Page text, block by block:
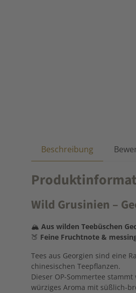
Beschreibung
Wild Grusinien –
🏔️ Aus wilden Teebüschen
🍑 Feine Fruchtnote &
Tees aus Georgien sind eine
chinesischen Teepflanzen.
Dieser OP-Sommertee
würziges Aroma mit süßlich-